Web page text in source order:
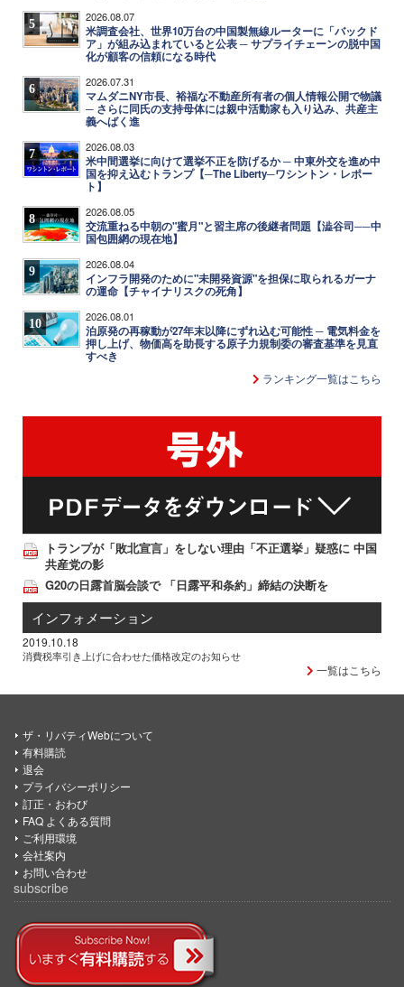
5 2026.08.07
米調査会社、世界10万台の中国製無線ルーターに「バックド
ア」が組み込まれていると公表 ─ サプライチェーンの脱中国
化が顧客の信頼になる時代
6 2026.07.31
マムダニNY市長、裕福な不動産所有者の個人情報公開で物議
─ さらに同氏の支持母体には親中活動家も入り込み、共産主
義へばく進
7 2026.08.03
米中間選挙に向けて選挙不正を防げるか ─ 中東外交を進め中
国を抑え込むトランプ【─The Liberty─ワシントン・レポー
ト】
8 2026.08.05
交流重ねる中朝の"蜜月"と習主席の後継者問題【澁谷司──中
国包囲網の現在地】
9 2026.08.04
インフラ開発のために"未開発資源"を担保に取られるガーナ
の運命【チャイナリスクの死角】
10 2026.08.01
泊原発の再稼動が27年末以降にずれ込む可能性 ─ 電気料金を
押し上げ、物価高を助長する原子力規制委の審査基準を見直
すべき
ランキング一覧はこちら
トランプが「敗北宣言」をしない理由「不正選挙」疑惑に 中国
共産党の影
G20の日露首脳会談で 「日露平和条約」締結の決断を
インフォメーション
2019.10.18
消費税率引き上げに合わせた価格改定のお知らせ
一覧はこちら
ザ・リバティWebについて
有料購読
退会
プライバシーポリシー
訂正・おわび
FAQ よくある質問
ご利用環境
会社案内
お問い合わせ
subscribe